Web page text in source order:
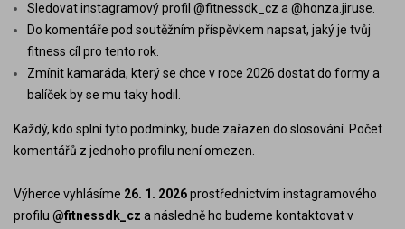
Sledovat instagramový profil @fitnessdk_cz a @honza.jiruse.
Do komentáře pod soutěžním příspěvkem napsat, jaký je tvůj
fitness cíl pro tento rok.
Zmínit kamaráda, který se chce v roce 2026 dostat do formy a
balíček by se mu taky hodil.
Každý, kdo splní tyto podmínky, bude zařazen do slosování. Počet
komentářů z jednoho profilu není omezen.
Výherce vyhlásíme 26. 1. 2026prostřednictvím instagramového
profilu @fitnessdk_cz a následně ho budeme kontaktovat v